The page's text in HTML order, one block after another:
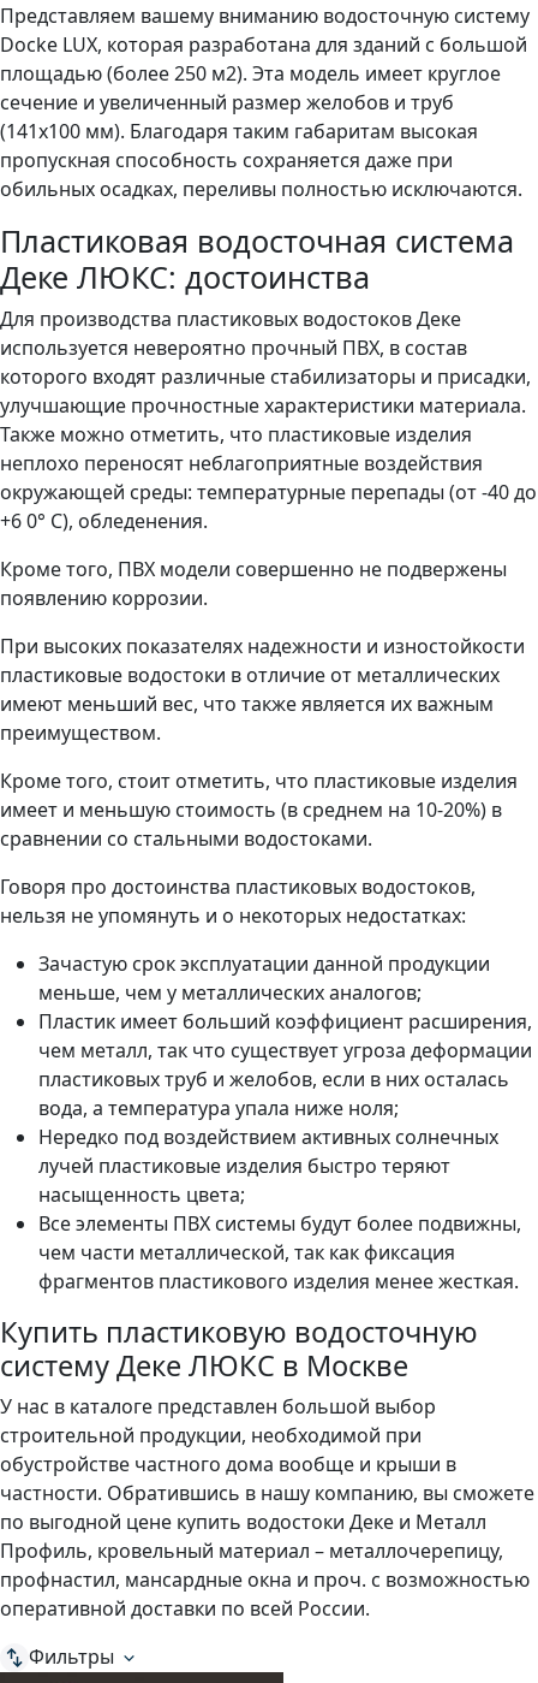
Представляем вашему вниманию водосточную систему
Docke LUX, которая разработана для зданий с большой
площадью (более 250 м2). Эта модель имеет круглое
сечение и увеличенный размер желобов и труб
(141х100 мм). Благодаря таким габаритам высокая
пропускная способность сохраняется даже при
обильных осадках, переливы полностью исключаются.
Пластиковая водосточная система
Деке ЛЮКС: достоинства
Для производства пластиковых водостоков Деке
используется невероятно прочный ПВХ, в состав
которого входят различные стабилизаторы и присадки,
улучшающие прочностные характеристики материала.
Также можно отметить, что пластиковые изделия
неплохо переносят неблагоприятные воздействия
окружающей среды: температурные перепады (от -40 до
+6 0° С), обледенения.
Кроме того, ПВХ модели совершенно не подвержены
появлению коррозии.
При высоких показателях надежности и изностойкости
пластиковые водостоки в отличие от металлических
имеют меньший вес, что также является их важным
преимуществом.
Кроме того, стоит отметить, что пластиковые изделия
имеет и меньшую стоимость (в среднем на 10-20%) в
сравнении со стальными водостоками.
Говоря про достоинства пластиковых водостоков,
нельзя не упомянуть и о некоторых недостатках:
Зачастую срок эксплуатации данной продукции
меньше, чем у металлических аналогов;
Пластик имеет больший коэффициент расширения,
чем металл, так что существует угроза деформации
пластиковых труб и желобов, если в них осталась
вода, а температура упала ниже ноля;
Нередко под воздействием активных солнечных
лучей пластиковые изделия быстро теряют
насыщенность цвета;
Все элементы ПВХ системы будут более подвижны,
чем части металлической, так как фиксация
фрагментов пластикового изделия менее жесткая.
Купить пластиковую водосточную
систему Деке ЛЮКС в Москве
У нас в каталоге представлен большой выбор
строительной продукции, необходимой при
обустройстве частного дома вообще и крыши в
частности. Обратившись в нашу компанию, вы сможете
по выгодной цене купить водостоки Деке и Металл
Профиль, кровельный материал – металлочерепицу,
профнастил, мансардные окна и проч. с возможностью
оперативной доставки по всей России.
Фильтры